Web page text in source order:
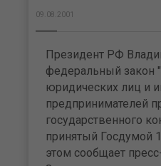
09.08.2001
Президент РФ
федеральный закон
юридических лиц и
предпринимателей
государственного
принятый Госдумой
этом сообщает